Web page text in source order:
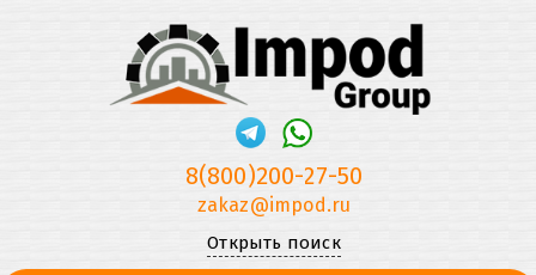
8(800)200-27-50
zakaz@impod.ru
Открыть поиск